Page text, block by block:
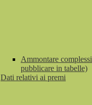
Ammontare
pubblicare in tabelle)
Dati relativi ai premi